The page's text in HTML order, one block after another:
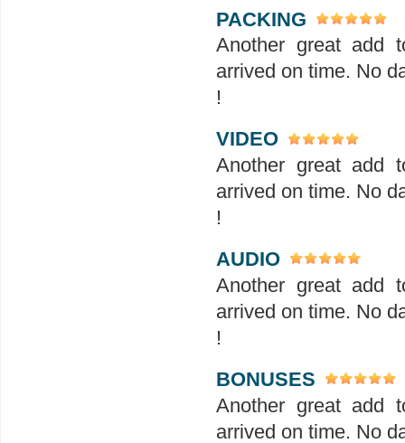
PACKING
Another great add
arrived on time. No
!
VIDEO
Another great add
arrived on time. No
!
AUDIO
Another great add
arrived on time. No
!
BONUSES
Another great add
arrived on time. No